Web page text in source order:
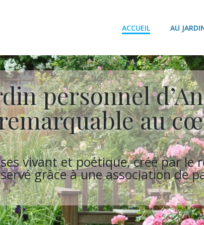
ACCUEIL AU
personnel
au
vivant et poétique, créé par le
grâce à une association de